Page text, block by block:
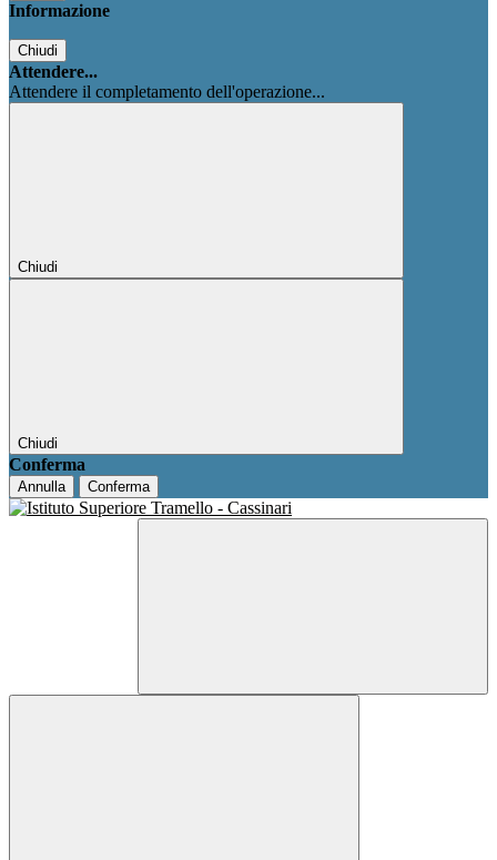
Informazione
Chiudi
Attendere...
Attendere il completamento dell'operazione...
Chiudi
Chiudi
Conferma
Annulla Conferma